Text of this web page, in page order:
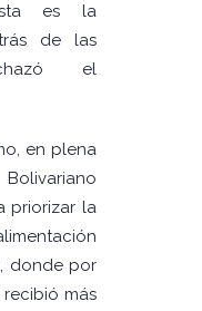
es la
de las
el
en plena
priorizar la
donde por
más